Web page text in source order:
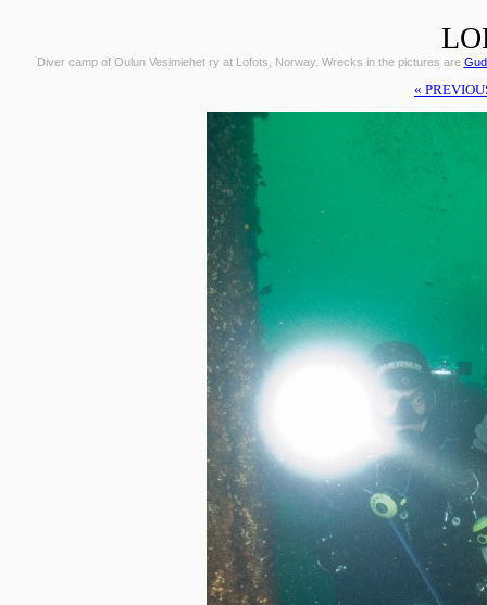
Diver camp of Oulun Vesimiehet ry at Lofots, Norway. Wrecks in the pictures are
«